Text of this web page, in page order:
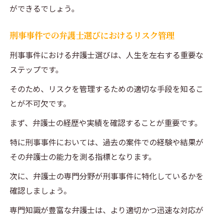
ができるでしょう。
刑事事件での弁護士選びにおけるリスク管理
刑事事件における弁護士選びは、人生を左右する重要な
ステップです。
そのため、リスクを管理するための適切な手段を知るこ
とが不可欠です。
まず、弁護士の経歴や実績を確認することが重要です。
特に刑事事件においては、過去の案件での経験や結果が
その弁護士の能力を測る指標となります。
次に、弁護士の専門分野が刑事事件に特化しているかを
確認しましょう。
専門知識が豊富な弁護士は、より適切かつ迅速な対応が